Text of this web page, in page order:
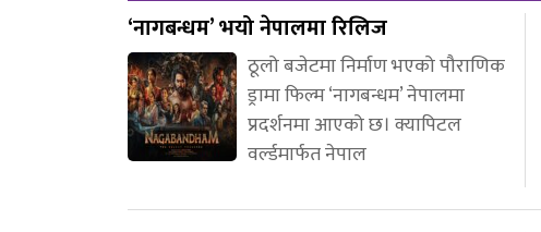
‘नागबन्धम’ भयो नेपालमा रिलिज
ठूलो बजेटमा निर्माण भएको पौराणिक
ड्रामा फिल्म ‘नागबन्धम’ नेपालमा
प्रदर्शनमा आएको छ। क्यापिटल
वर्ल्डमार्फत नेपाल